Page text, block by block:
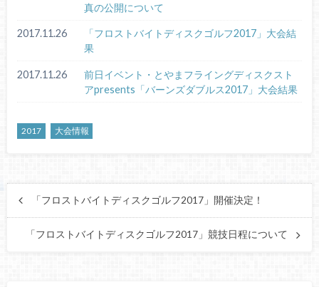
真の公開について
2017.11.26
「フロストバイトディスクゴルフ2017」大会結
果
2017.11.26
前日イベント・とやまフライングディスクスト
アpresents「バーンズダブルス2017」大会結果
2017 大会情報
「フロストバイトディスクゴルフ2017」開催決定！
「フロストバイトディスクゴルフ2017」競技日程について